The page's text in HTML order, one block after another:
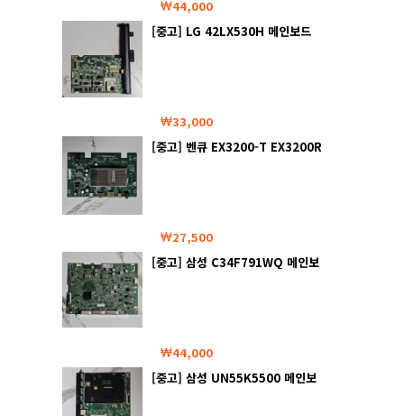
44,000
[중고] LG 42LX530H 메인보드
33,000
[중고] 벤큐 EX3200-T EX3200R
27,500
[중고] 삼성 C34F791WQ 메인보
44,000
[중고] 삼성 UN55K5500 메인보